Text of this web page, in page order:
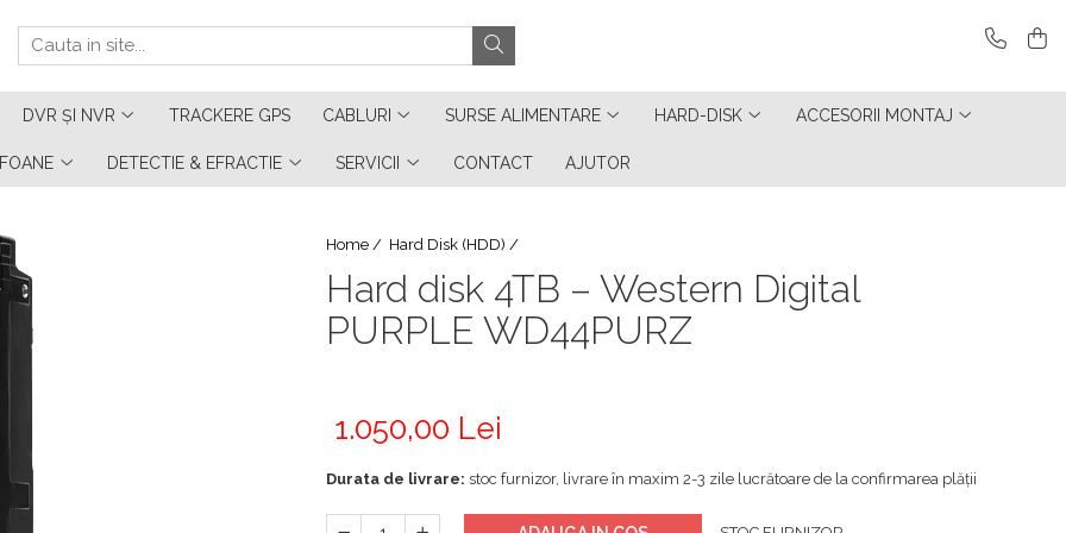
DVR ȘI NVR TRACKERE GPS CABLURI SURSE ALIMENTARE HARD-DISK ACCESORII MONTAJ
DETECTIE & EFRACTIE SERVICII CONTACT AJUTOR
Home / Hard Disk (HDD) /
Hard disk 4TB – Western Digital
PURPLE WD44PURZ
1.050,00 Lei
Durata de livrare: stoc furnizor, livrare în maxim 2-3 zile lucrătoare de la confirmarea plății